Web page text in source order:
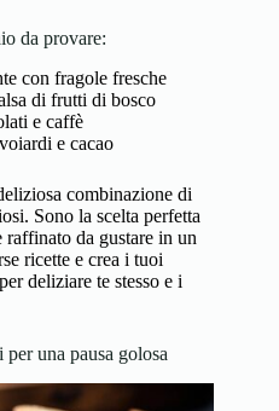
da provare:
con fragole fresche
di frutti di bosco
e caffè
e cacao
combinazione di
Sono la scelta perfetta
raffinato da gustare in un
ricette e crea i tuoi
deliziare te stesso e i
una pausa golosa